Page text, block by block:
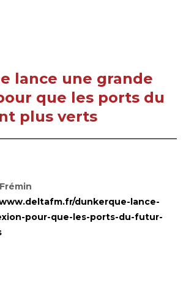
lance une grande
que les ports du
plus verts
dunkerque-lance-
pour-que-les-ports-du-futur-